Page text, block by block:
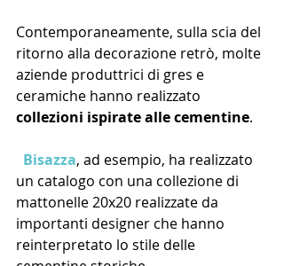
Contemporaneamente, sulla scia del
ritorno alla decorazione retrò, molte
aziende produttrici di gres e
ceramiche hanno realizzato
collezioni ispirate alle cementine.
  Bisazza
, ad esempio, ha realizzato
un catalogo con una collezione di
mattonelle 20x20 realizzate da
importanti designer che hanno
reinterpretato lo stile delle